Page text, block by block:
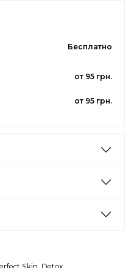
Бесплатно
от 95 грн.
от 95 грн.